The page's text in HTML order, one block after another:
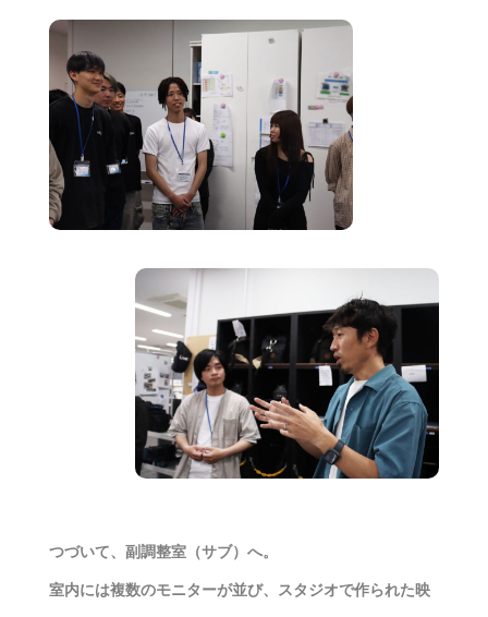
つづいて、副調整室（サブ）へ。
室内には複数のモニターが並び、スタジオで作られた映